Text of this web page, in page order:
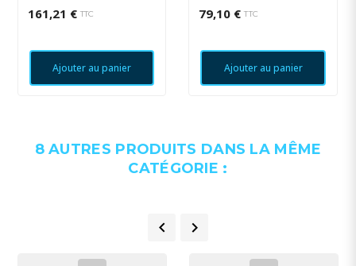
161,21 € TTC
Ajouter au panier
79,10 € TTC
Ajouter au panier
8 AUTRES PRODUITS DANS LA MÊME
CATÉGORIE :
 